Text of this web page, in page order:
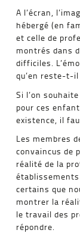
A l’écran,
hébergé (en
et celle de
montrés dans
difficiles.
qu’en reste-t-il
Si l’on
pour ces
existence, il
Les membres
convaincus de
réalité de la
établissements
certains que
montrer la
le travail des
répondre.